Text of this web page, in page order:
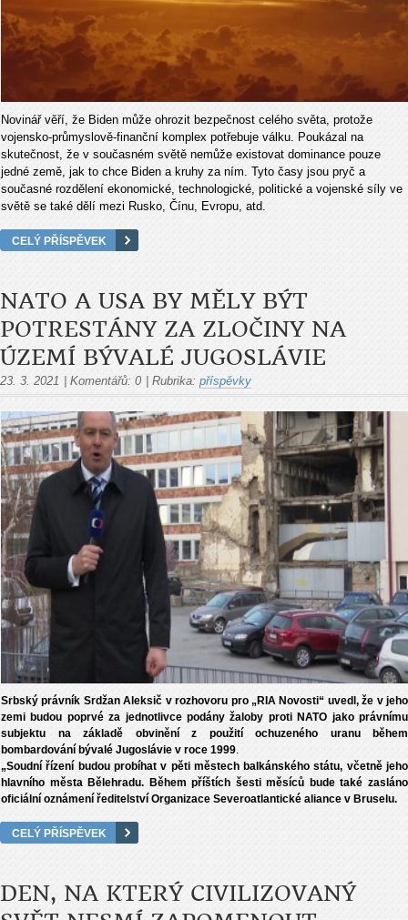
Novinář věří, že Biden může ohrozit bezpečnost celého světa, protože
vojensko-průmyslově-finanční komplex potřebuje válku. Poukázal na
skutečnost, že v současném světě nemůže existovat dominance pouze
jedné země, jak to chce Biden a kruhy za ním. Tyto časy jsou pryč a
současné rozdělení ekonomické, technologické, politické a vojenské síly ve
světě se také dělí mezi Rusko, Čínu, Evropu, atd.
CELÝ PŘÍSPĚVEK
NATO A USA BY MĚLY BÝT
POTRESTÁNY ZA ZLOČINY NA
ÚZEMÍ BÝVALÉ JUGOSLÁVIE
23. 3. 2021 | Komentářů: 0 | Rubrika: příspěvky
Srbský právník Srdžan Aleksič v rozhovoru pro „RIA Novosti“ uvedl, že v jeho
zemi budou poprvé za jednotlivce podány žaloby proti NATO jako právnímu
subjektu na základě obvinění z použití ochuzeného uranu během
bombardování bývalé Jugoslávie v roce 1999
„Soudní řízení budou probíhat v pěti městech balkánského státu, včetně jeho
hlavního města Bělehradu. Během příštích šesti měsíců bude také zasláno
oficiální oznámení ředitelství Organizace Severoatlantické aliance v Bruselu.
CELÝ PŘÍSPĚVEK
DEN, NA KTERÝ CIVILIZOVANÝ